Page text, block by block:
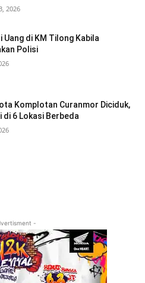
2026
Uang di KM Tilong Kabila
Polisi
Komplotan Curanmor Diciduk,
di 6 Lokasi Berbeda
-